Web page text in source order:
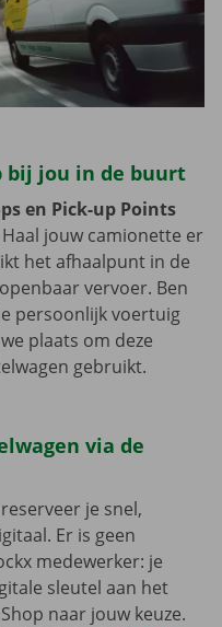
bij jou in de buurt
en Pick-up Points
Haal jouw camionette er
het afhaalpunt in de
vervoer. Ben
persoonlijk voertuig
plaats om deze
gebruikt.
via de
je snel,
Er is geen
medewerker: je
sleutel aan het
naar jouw keuze.